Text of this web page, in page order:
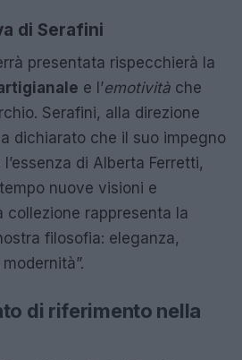
di Serafini
presentata rispecchierà la
e l’emotività che
Serafini, alla direzione
dichiarato che il suo impegno
di Alberta Ferretti,
nuove visioni e
collezione rappresenta la
filosofia: eleganza,
di riferimento nella